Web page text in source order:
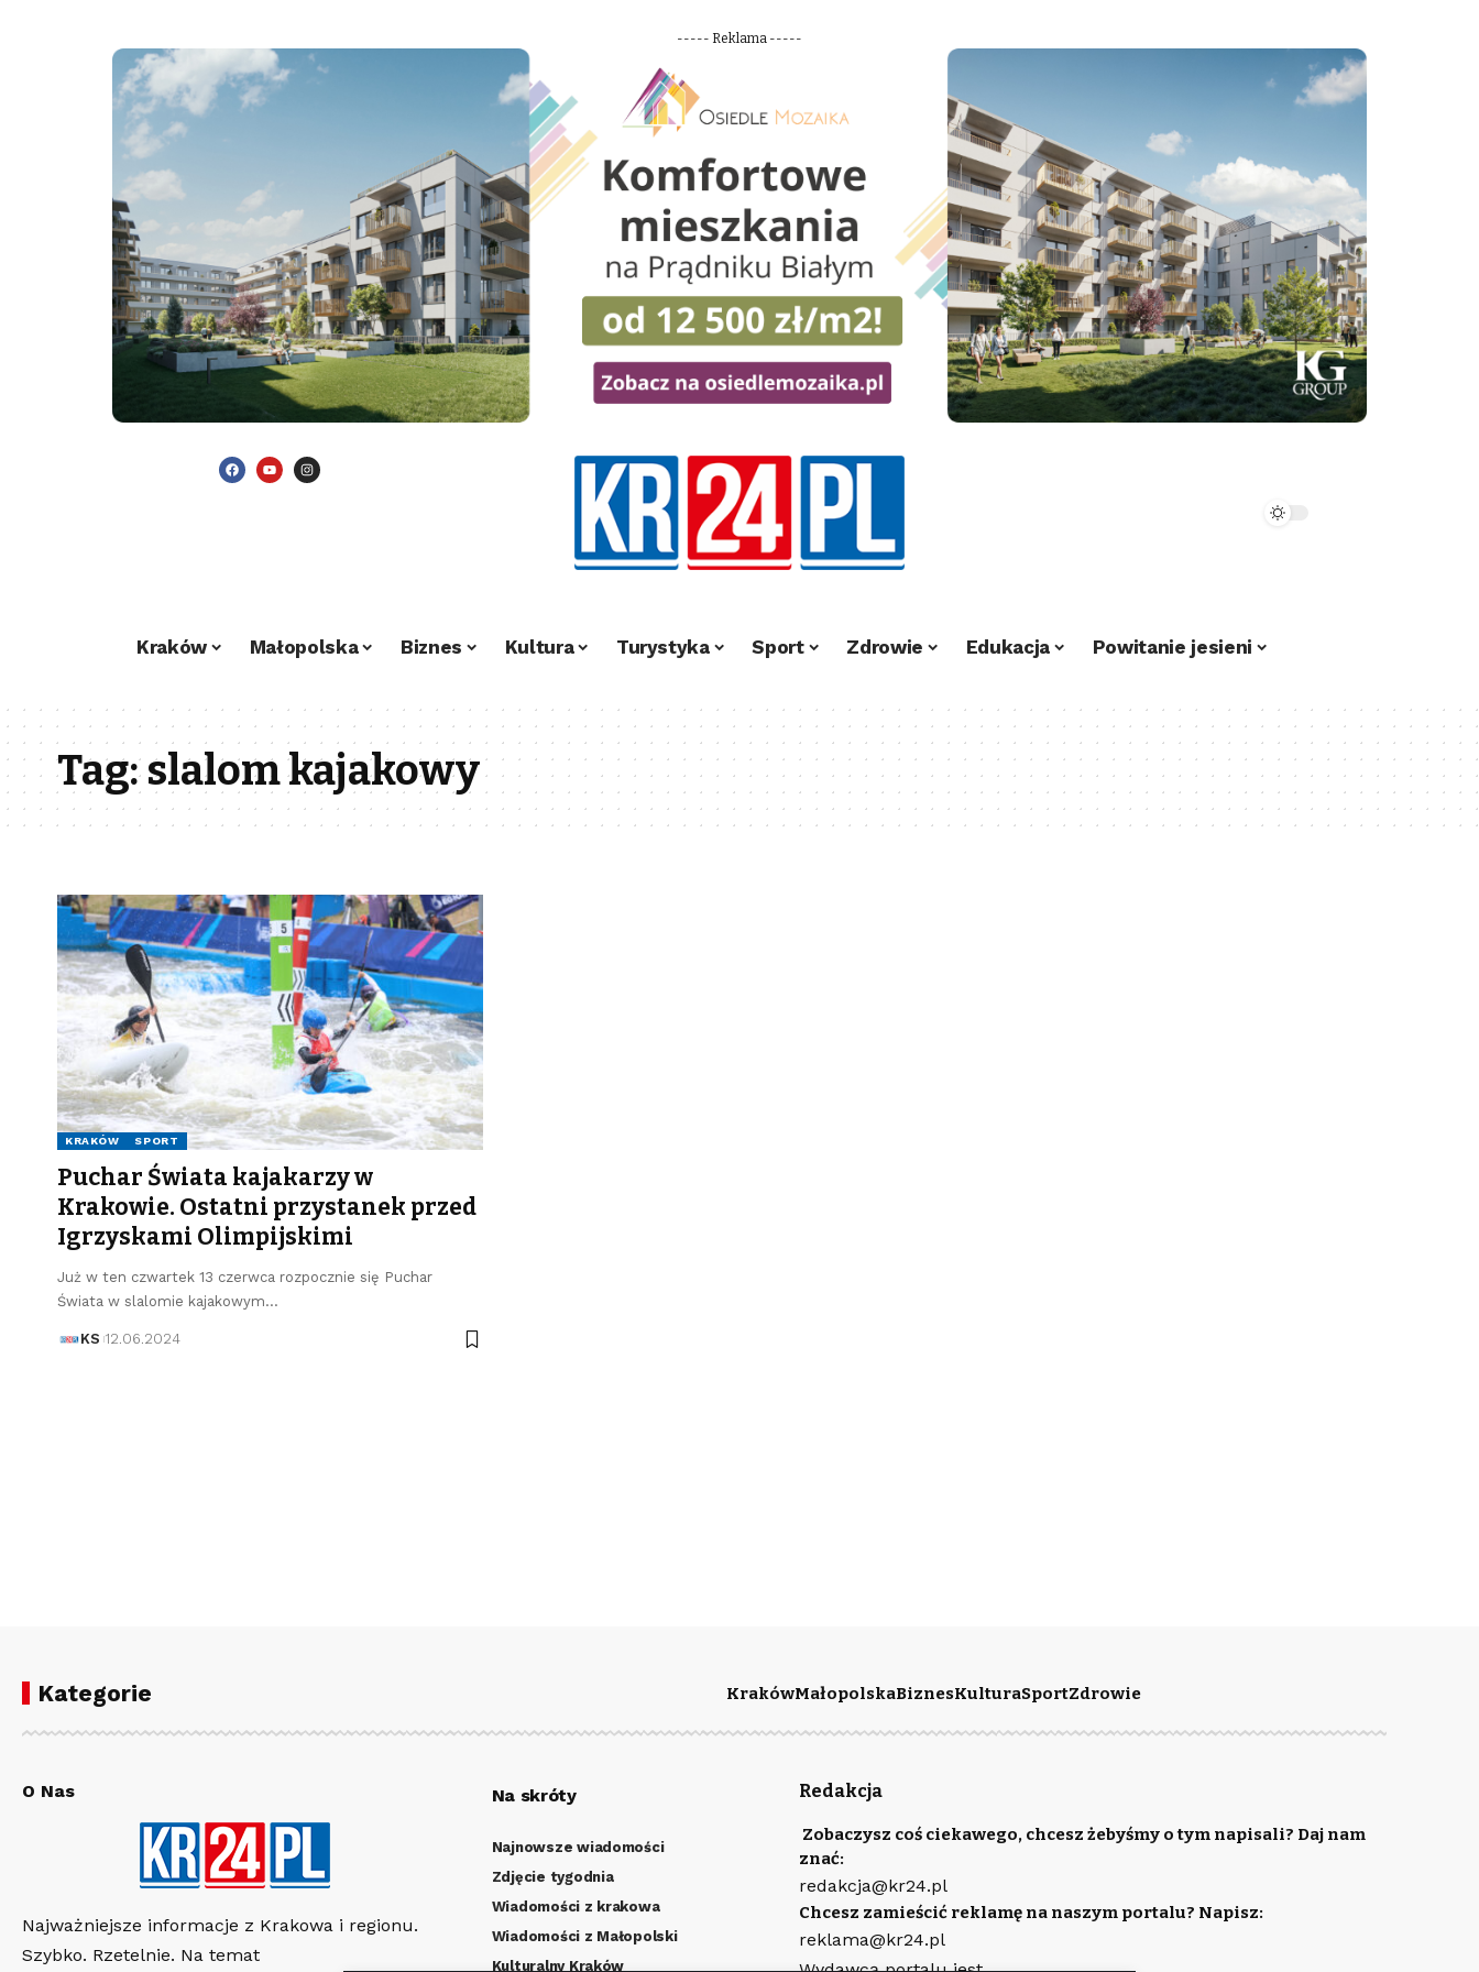
----- Reklama -----
Kraków Małopolska Biznes Kultura Turystyka Sport Zdrowie Edukacja Powitanie jesieni
Tag:slalom kajakowy
KRAKÓW SPORT
Puchar Świata kajakarzy w
Krakowie. Ostatni przystanek przed
Igrzyskami Olimpijskimi
Już w ten czwartek 13 czerwca rozpocznie się Puchar
Świata w slalomie kajakowym…
KS 12.06.2024
Kategorie KrakówMałopolskaBiznesKulturaSportZdrowie
O Nas
Najważniejsze informacje z Krakowa i regionu.
Szybko. Rzetelnie. Na temat
Na skróty
Najnowsze wiadomości
Zdjęcie tygodnia
Wiadomości z krakowa
Wiadomości z Małopolski
Kulturalny Kraków
Redakcja
Zobaczysz coś ciekawego, chcesz żebyśmy o tym napisali? Daj nam
znać:
redakcja@kr24.pl
Chcesz zamieścić reklamę na naszym portalu? Napisz:
reklama@kr24.pl